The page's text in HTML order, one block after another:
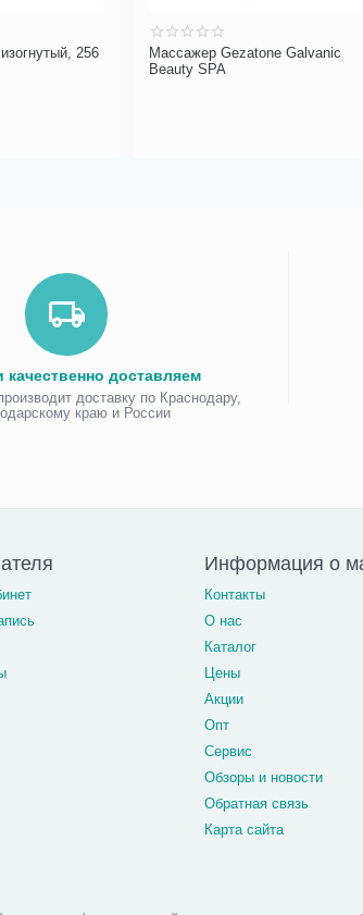
256
Массажер Gezatone Galvanic
Beauty SPA
качественно доставляем
доставку по Краснодару,
краю и России
Информация о
Контакты
О нас
Каталог
Цены
Акции
Опт
Сервис
Обзоры и новости
Обратная связь
Карта сайта